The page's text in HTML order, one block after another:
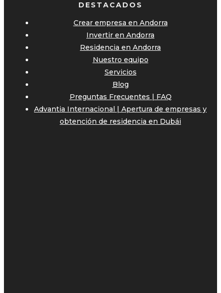
DESTACADOS
Crear empresa en Andorra
Invertir en Andorra
Residencia en Andorra
Nuestro equipo
Servicios
Blog
Preguntas Frecuentes | FAQ
Advantia Internacional | Apertura de empresas y
obtención de residencia en Dubái